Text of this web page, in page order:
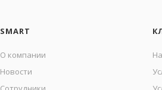
SMART
О компании
Новости